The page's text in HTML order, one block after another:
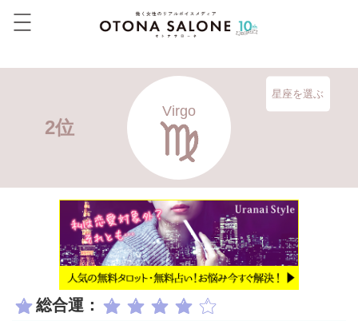
2位
Virgo
星座を選ぶ
総合運：